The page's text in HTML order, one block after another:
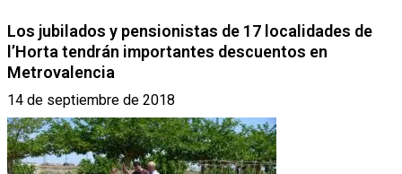
Los jubilados y pensionistas de 17 localidades de
l’Horta tendrán importantes descuentos en
Metrovalencia
14 de septiembre de 2018